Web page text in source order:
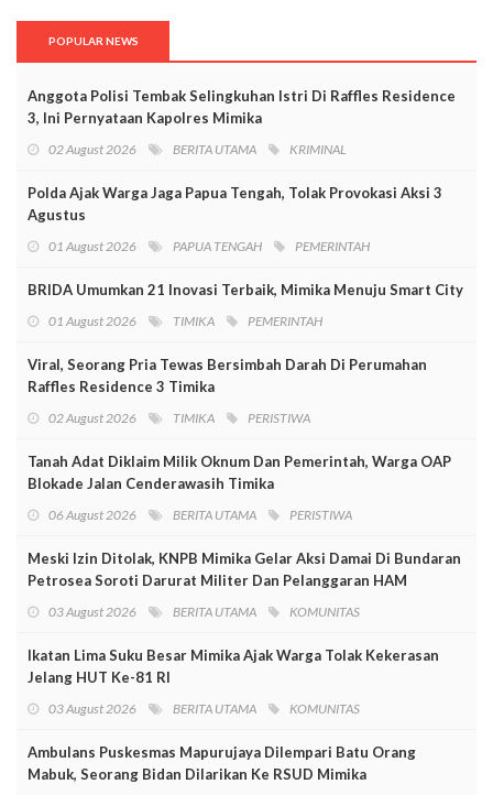
POPULAR NEWS
Anggota Polisi Tembak Selingkuhan Istri Di Raffles Residence
3, Ini Pernyataan Kapolres Mimika
02 August 2026 BERITA UTAMA KRIMINAL
Polda Ajak Warga Jaga Papua Tengah, Tolak Provokasi Aksi 3
Agustus
01 August 2026 PAPUA TENGAH PEMERINTAH
BRIDA Umumkan 21 Inovasi Terbaik, Mimika Menuju Smart City
01 August 2026 TIMIKA PEMERINTAH
Viral, Seorang Pria Tewas Bersimbah Darah Di Perumahan
Raffles Residence 3 Timika
02 August 2026 TIMIKA PERISTIWA
Tanah Adat Diklaim Milik Oknum Dan Pemerintah, Warga OAP
Blokade Jalan Cenderawasih Timika
06 August 2026 BERITA UTAMA PERISTIWA
Meski Izin Ditolak, KNPB Mimika Gelar Aksi Damai Di Bundaran
Petrosea Soroti Darurat Militer Dan Pelanggaran HAM
03 August 2026 BERITA UTAMA KOMUNITAS
Ikatan Lima Suku Besar Mimika Ajak Warga Tolak Kekerasan
Jelang HUT Ke-81 RI
03 August 2026 BERITA UTAMA KOMUNITAS
Ambulans Puskesmas Mapurujaya Dilempari Batu Orang
Mabuk, Seorang Bidan Dilarikan Ke RSUD Mimika